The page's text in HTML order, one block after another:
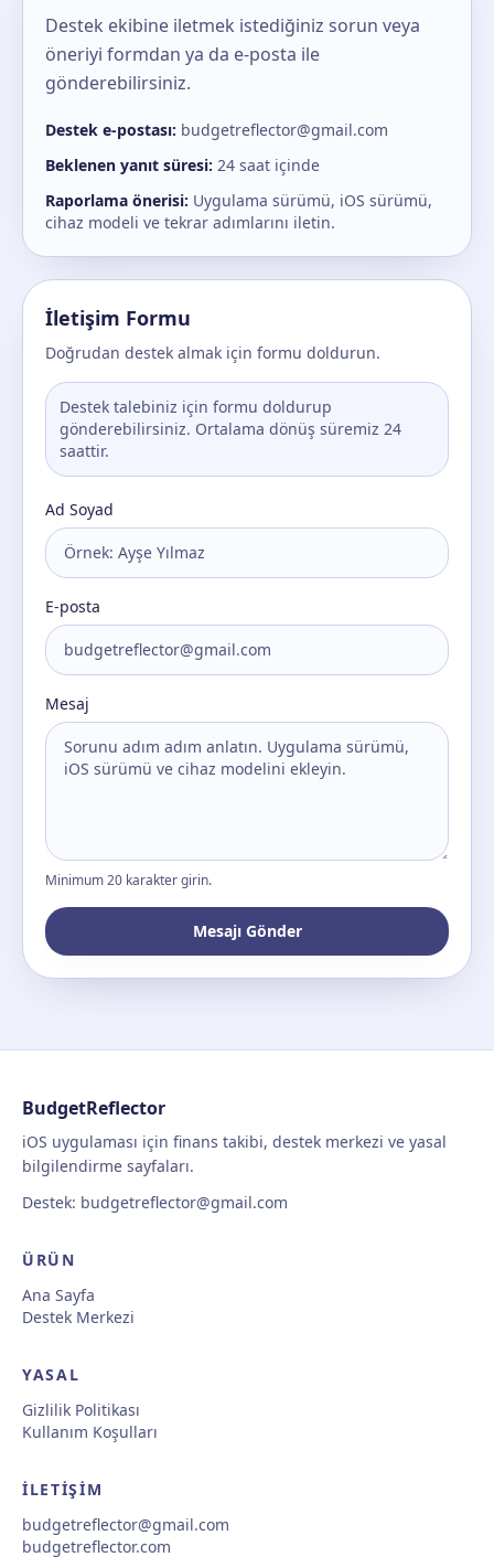
Destek ekibine iletmek istediğiniz sorun veya
öneriyi formdan ya da e-posta ile
gönderebilirsiniz.
Destek e-postası: budgetreflector@gmail.com
Beklenen yanıt süresi: 24 saat içinde
Raporlama önerisi: Uygulama sürümü, iOS sürümü,
cihaz modeli ve tekrar adımlarını iletin.
İletişim Formu
Doğrudan destek almak için formu doldurun.
Destek talebiniz için formu doldurup
gönderebilirsiniz. Ortalama dönüş süremiz 24
saattir.
Ad Soyad
E-posta
Mesaj
Minimum 20 karakter girin.
Mesajı Gönder
BudgetReflector
iOS uygulaması için finans takibi, destek merkezi ve yasal
bilgilendirme sayfaları.
Destek: budgetreflector@gmail.com
ÜRÜN
Ana Sayfa
Destek Merkezi
YASAL
Gizlilik Politikası
Kullanım Koşulları
İLETIŞIM
budgetreflector@gmail.com
budgetreflector.com